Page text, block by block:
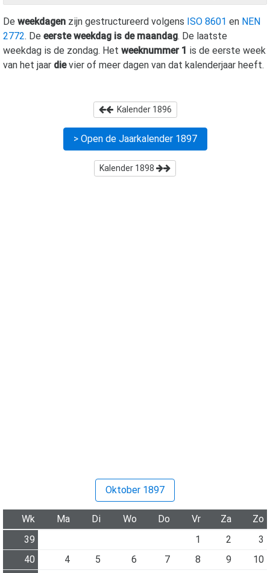
De weekdagen zijn gestructureerd volgens ISO 8601 en NEN
2772. De eerste weekdag is de maandag. De laatste
weekdag is de zondag. Het weeknummer 1 is de eerste week
van het jaar dievier of meer dagen van dat kalenderjaar heeft.
Kalender 1896
> Open de Jaarkalender 1897
Kalender 1898
Oktober 1897
Wk Ma Di Wo Do Vr Za
Zo
39
1 2
3
40
4 5 6 7 8 9
10